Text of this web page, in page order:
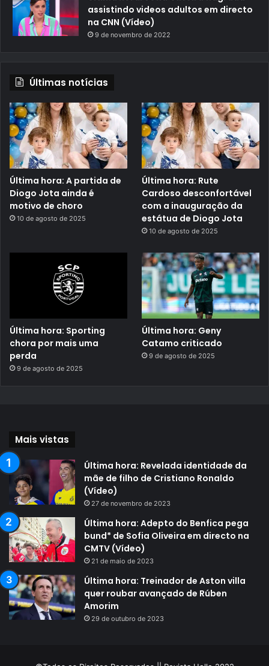
assistindo videos adultos em directo
na CNN (Vídeo)
9 de novembro de 2022
Últimas notícias
Última hora: A partida de
Diogo Jota ainda é
motivo de choro
10 de agosto de 2025
Última hora: Rute
Cardoso desconfortável
com a inauguração da
estátua de Diogo Jota
10 de agosto de 2025
Última hora: Sporting
chora por mais uma
perda
9 de agosto de 2025
Última hora: Geny
Catamo criticado
9 de agosto de 2025
Mais vistas
Última hora: Revelada identidade da
mãe de filho de Cristiano Ronaldo
(Vídeo)
27 de novembro de 2023
Última hora: Adepto do Benfica pega
bund* de Sofia Oliveira em directo na
CMTV (Vídeo)
21 de maio de 2023
Última hora: Treinador de Aston villa
quer roubar avançado de Rúben
Amorim
29 de outubro de 2023